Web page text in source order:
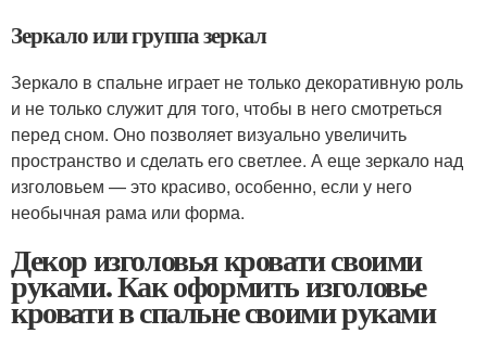
Зеркало или группа зеркал
Зеркало в спальне играет не только декоративную роль
и не только служит для того, чтобы в него смотреться
перед сном. Оно позволяет визуально увеличить
пространство и сделать его светлее. А еще зеркало над
изголовьем — это красиво, особенно, если у него
необычная рама или форма.
Декор изголовья кровати своими
руками. Как оформить изголовье
кровати в спальне своими руками